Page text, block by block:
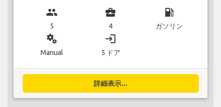
group
5
business_center
4
local_gas_station
ガソリン
miscellaneous_services
Manual
login
5 ドア
詳細表示...